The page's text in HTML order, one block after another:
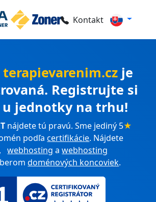
Kontakt
terapievarenim.cz je
Registrujte si
jednotky na trhu!
nájdete tú pravú. Sme jediný 5★
podľacertifikácie. Nájdete
webhosting awebhosting
doménových koncoviek.